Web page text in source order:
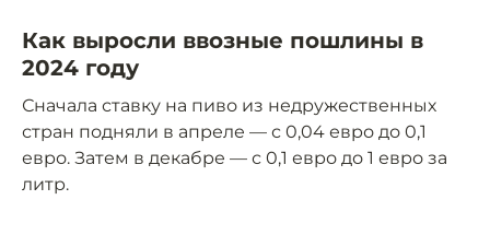
Как выросли ввозные пошлины в
2024 году
Сначала ставку на пиво из недружественных
стран подняли в апреле — с 0,04 евро до 0,1
евро. Затем в декабре — с 0,1 евро до 1 евро за
литр.